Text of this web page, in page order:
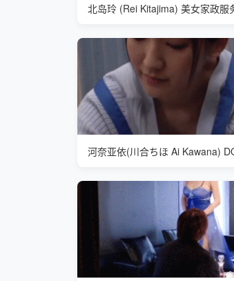
北岛玲 (Rei Kitajima) 美女家政服